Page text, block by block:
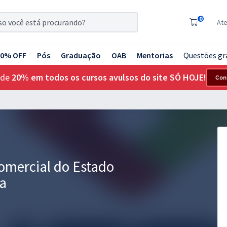
0
OFF Pós Graduação OAB Mentorias Questões
20% em todos os cursos avulsos do site SÓ HOJE!
do Estado